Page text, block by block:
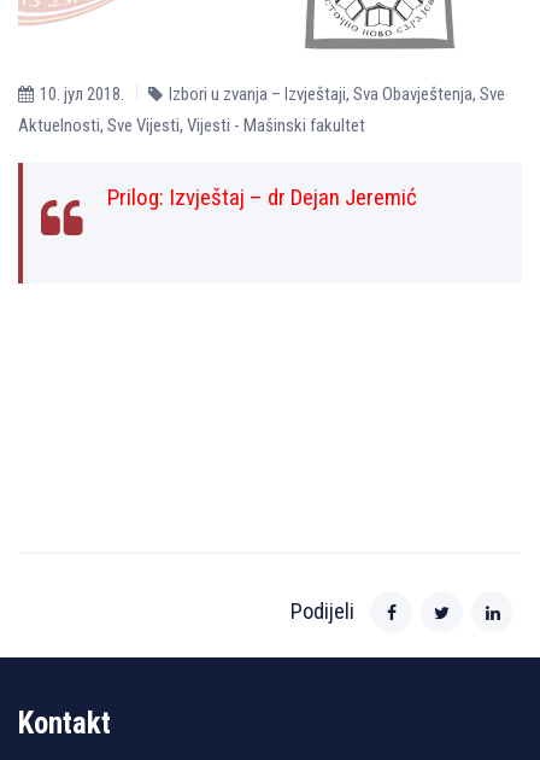
10. јул 2018. Izbori u zvanja – Izvještaji, Sva Obavještenja, Sve
Aktuelnosti, Sve Vijesti, Vijesti - Mašinski fakultet
Prilog: Izvještaj – dr Dejan Jeremić
Podijeli
Kontakt